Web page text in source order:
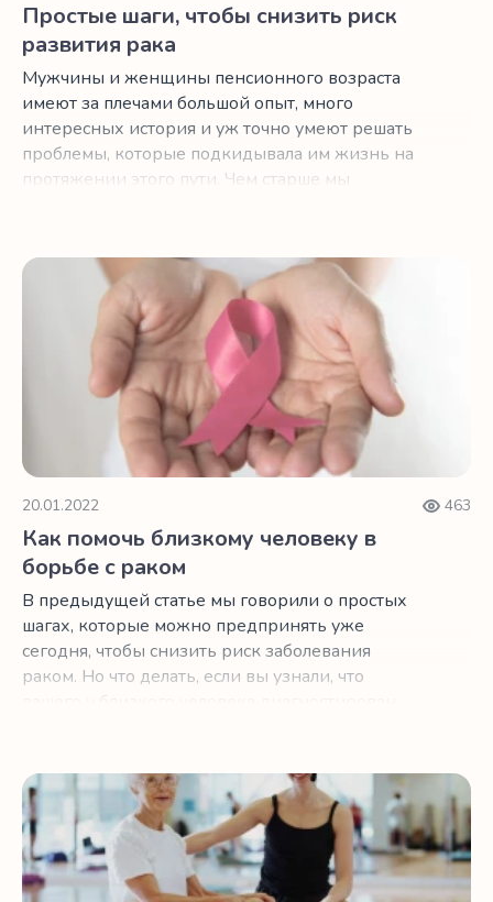
Простые шаги, чтобы снизить риск
развития рака
Мужчины и женщины пенсионного возраста
имеют за плечами большой опыт, много
интересных история и уж точно умеют решать
проблемы, которые подкидывала им жизнь на
протяжении этого пути. Чем старше мы
милосердие под давлением внешних
факторов. Мы гордимся тем, что держим
ситуацию под контролем. И все же есть одна
проблема со здоровьем, которая преследует
многих из нас, потому что она настолько
распространена и так внезапна, что не
поддается нашему контролю. Это пугает нас…
Как помочь близкому человеку в борьбе с раком
20.01.2022 463
Как помочь близкому человеку в
борьбе с раком
В предыдущей статье мы говорили о простых
шагах, которые можно предпринять уже
сегодня, чтобы снизить риск заболевания
раком. Но что делать, если вы узнали, что
Остеопороз: как сохранить здоровье костей в пожилом